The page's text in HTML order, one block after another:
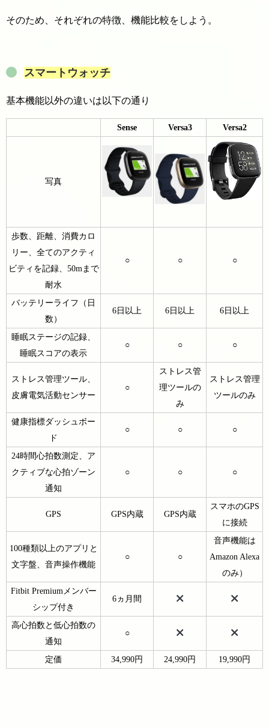
そのため、それぞれの特徴、機能比較をしよう。
スマートウォッチ
基本機能以外の違いは以下の通り
Sense Versa3 Versa2
写真
歩数、距離、消費カロ
リー、全てのアクティ
ビティを記録、50mまで
耐水
○ ○ ○
バッテリーライフ（日
数）
6日以上 6日以上 6日以上
睡眠ステージの記録、
睡眠スコアの表示
○ ○ ○
ストレス管理ツール、
皮膚電気活動センサー
○
ストレス管
理ツールの
み
ストレス管理
ツールのみ
健康指標ダッシュボー
ド
○ ○ ○
24時間心拍数測定、ア
クティブな心拍ゾーン
通知
○ ○ ○
GPS GPS内蔵 GPS内蔵
スマホのGPS
に接続
100種類以上のアプリと
文字盤、音声操作機能
○ ○
音声機能は
Amazon Alexa
のみ）
Fitbit Premiumメンバー
シップ付き
6ヵ月間
高心拍数と低心拍数の
通知
○
定価 34,990円 24,990円 19,990円